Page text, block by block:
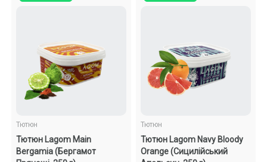
Тютюн
Тютюн Lagom Main
Bergamia (Бергамот
Тютюн
Тютюн Lagom Navy Bloody
Orange (Сицилійський